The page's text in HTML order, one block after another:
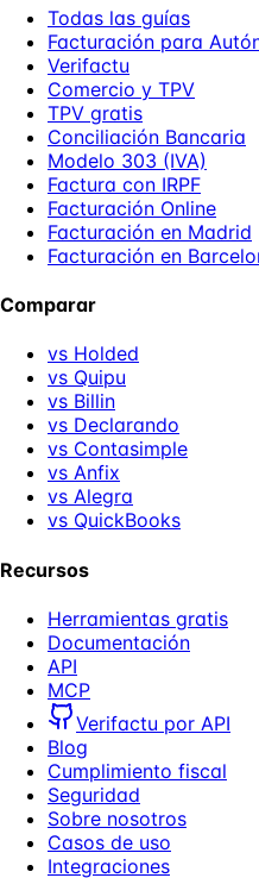
Todas las guías
Facturación para
Verifactu
Comercio y TPV
TPV gratis
Conciliación Bancaria
Modelo 303 (IVA)
Factura con IRPF
Facturación Online
Facturación en Madrid
Facturación en
Comparar
vs Holded
vs Quipu
vs Billin
vs Declarando
vs Contasimple
vs Anfix
vs Alegra
vs QuickBooks
Recursos
Herramientas gratis
Documentación
API
MCP
Verifactu por API
Blog
Cumplimiento fiscal
Seguridad
Sobre nosotros
Casos de uso
Integraciones